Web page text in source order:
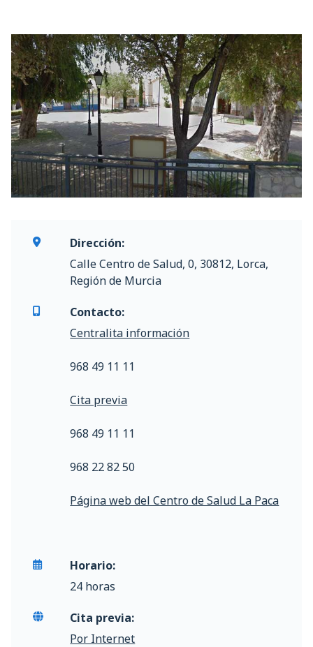
Dirección:
Calle Centro de Salud, 0, 30812, Lorca,
Región de Murcia
Contacto:
Centralita información
968 49 11 11
Cita previa
968 49 11 11
968 22 82 50
Página web del Centro de Salud La Paca
Horario:
24 horas
Cita previa:
Por Internet